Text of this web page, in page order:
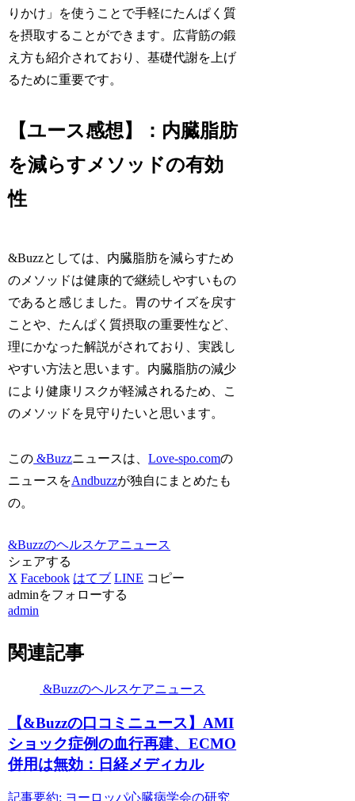
りかけ」を使うことで手軽にたんぱく質
を摂取することができます。広背筋の鍛
え方も紹介されており、基礎代謝を上げ
るために重要です。
【ユース感想】：内臓脂肪
を減らすメソッドの有効
性
&Buzzとしては、内臓脂肪を減らすため
のメソッドは健康的で継続しやすいもの
であると感じました。胃のサイズを戻す
ことや、たんぱく質摂取の重要性など、
理にかなった解説がされており、実践し
やすい方法と思います。内臓脂肪の減少
により健康リスクが軽減されるため、こ
のメソッドを見守りたいと思います。
この &Buzzニュースは、Love-spo.comの
ニュースをAndbuzzが独自にまとめたも
の。
&Buzzのヘルスケアニュース
シェアする
X Facebook はてブ LINE コピー
adminをフォローする
admin
関連記事
&Buzzのヘルスケアニュース
【&Buzzの口コミニュース】AMI
ショック症例の血行再建、ECMO
併用は無効：日経メディカル
記事要約: ヨーロッパ心臓病学会の研究